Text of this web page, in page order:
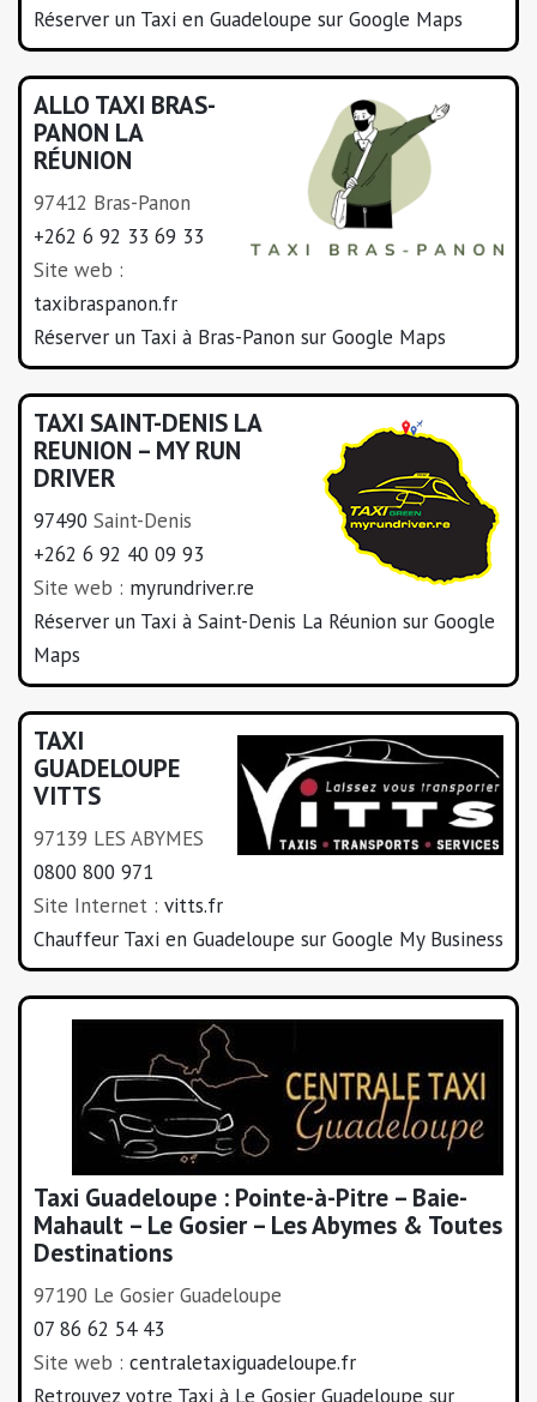
Réserver un Taxi en Guadeloupe sur Google Maps
ALLO TAXI BRAS-
PANON LA
RÉUNION
97412 Bras-Panon
+262 6 92 33 69 33
Site web :
taxibraspanon.fr
Réserver un Taxi à Bras-Panon sur Google Maps
TAXI SAINT-DENIS LA
REUNION – MY RUN
DRIVER
97490 Saint-Denis
+262 6 92 40 09 93
Site web : myrundriver.re
Réserver un Taxi à Saint-Denis La Réunion sur Google
Maps
TAXI
GUADELOUPE
VITTS
97139 LES ABYMES
0800 800 971
Site Internet : vitts.fr
Chauffeur Taxi en Guadeloupe sur Google My Business
Taxi Guadeloupe : Pointe-à-Pitre – Baie-
Mahault – Le Gosier – Les Abymes & Toutes
Destinations
97190 Le Gosier Guadeloupe
07 86 62 54 43
Site web : centraletaxiguadeloupe.fr
Retrouvez votre Taxi à Le Gosier Guadeloupe sur